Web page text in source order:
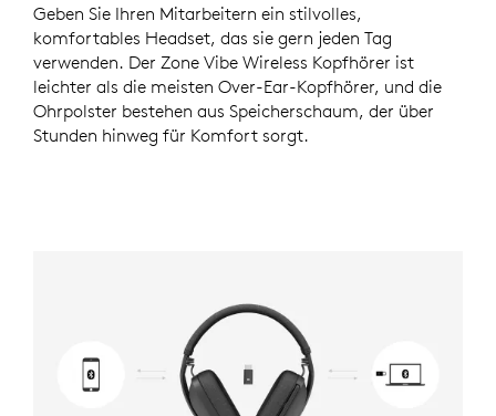
Geben Sie Ihren Mitarbeitern ein stilvolles,
komfortables Headset, das sie gern jeden Tag
verwenden. Der Zone Vibe Wireless Kopfhörer ist
leichter als die meisten Over-Ear-Kopfhörer, und die
Ohrpolster bestehen aus Speicherschaum, der über
Stunden hinweg für Komfort sorgt.